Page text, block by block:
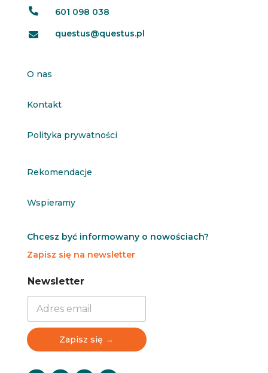
 601 098 038
 questus@questus.pl
O nas
Kontakt
Polityka prywatności
Rekomendacje
Wspieramy
Chcesz być informowany o nowościach?
Zapisz się na newsletter
N
e
t
N
e
t
Newsletter
Zapisz się →